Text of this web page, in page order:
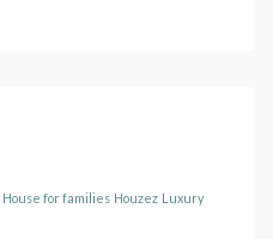
House for families Houzez Luxury